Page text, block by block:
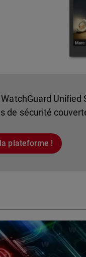
de sécurité
plateforme !